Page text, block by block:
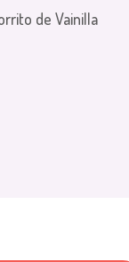
de Vainilla